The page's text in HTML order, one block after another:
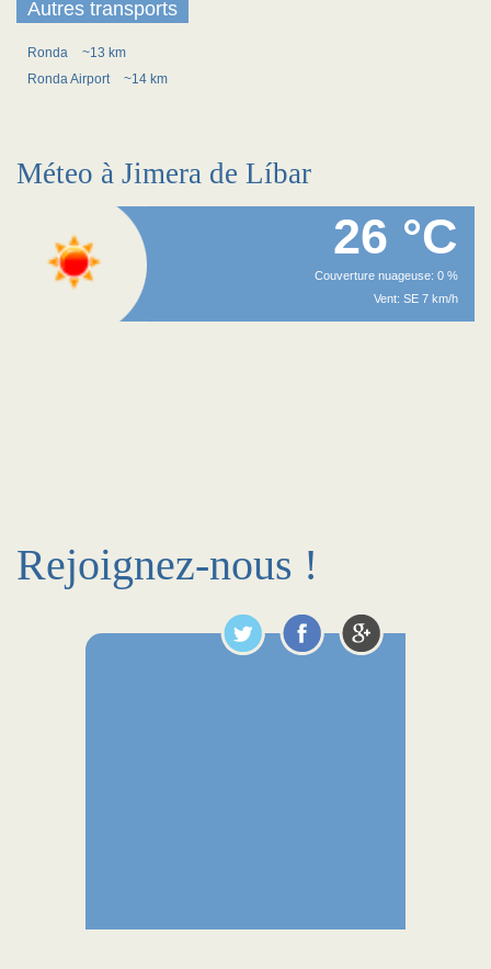
Autres transports
Ronda
~13 km
Ronda Airport
~14 km
Méteo à Jimera de Líbar
26 °C
Couverture nuageuse: 0 %
Vent: SE 7 km/h
Rejoignez-nous !